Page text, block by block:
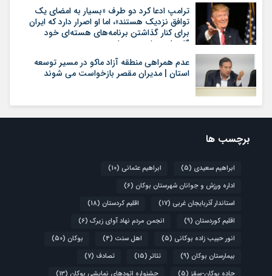
ترامپ ادعا کرد دو طرف «بسیار به امضای یک
توافق نزدیک هستند»، اما او اصرار دارد که ایران
برای کنار گذاشتن برنامه‌های هسته‌ای خود
گام‌های بیشتری بردارد
عدم همراهی منطقه آزاد ماکو در مسیر توسعه
استان | مدیران مقصر بازخواست می شوند
برچسب ها
ابراهیم سعیدی (5) ابراهیم عثمانی (10)
اداره ورزش و جوانان شهرستان بوکان (6)
استاندار آذربایجان غربی (17) اقلیم کردستان (18)
اقلیم کوردستان (9) انجمن مردم نهاد آوای زیرک (6)
انور حبیب زاده بوکانی (5) اهل سنت (4) بوکان (50)
بیمارستان بوکان (9) تئاتر (15) تصادف (7)